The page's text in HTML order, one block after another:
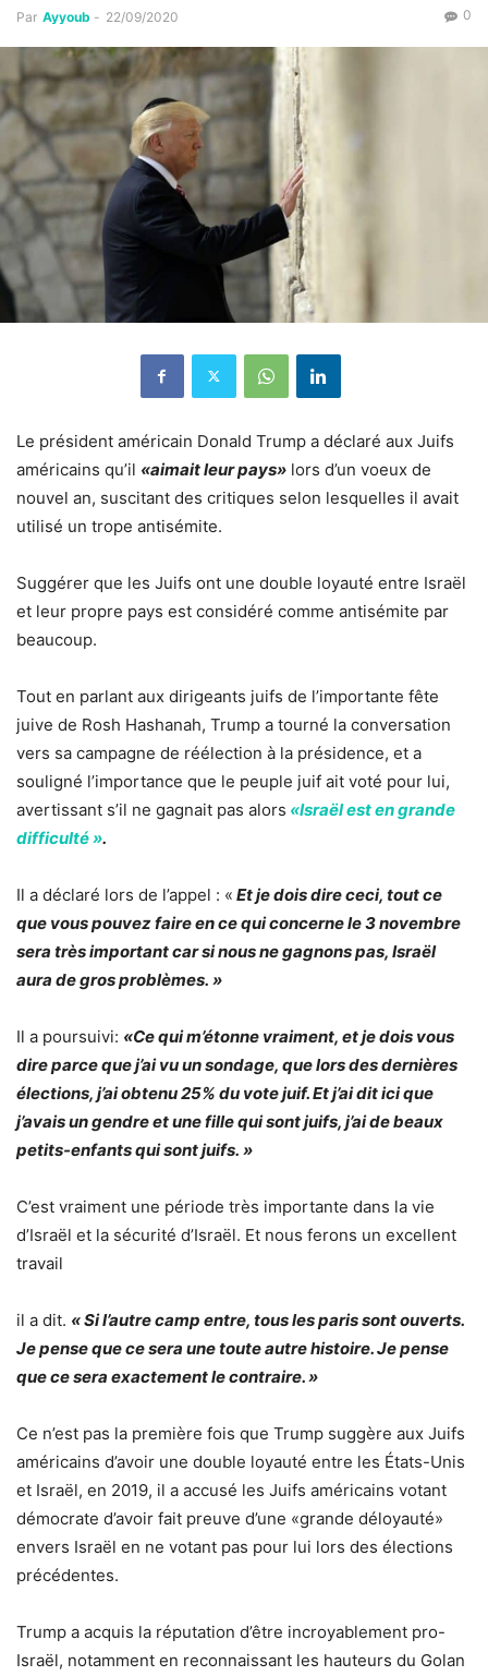
Par Ayyoub - 22/09/2020 0
Le président américain Donald Trump a déclaré aux Juifs
américains qu’il «aimait leur pays» lors d’un voeux de
nouvel an, suscitant des critiques selon lesquelles il avait
utilisé un trope antisémite.
Suggérer que les Juifs ont une double loyauté entre Israël
et leur propre pays est considéré comme antisémite par
beaucoup.
Tout en parlant aux dirigeants juifs de l’importante fête
juive de Rosh Hashanah, Trump a tourné la conversation
vers sa campagne de réélection à la présidence, et a
souligné l’importance que le peuple juif ait voté pour lui,
avertissant s’il ne gagnait pas alors «Israël est en grande
difficulté ».
Il a déclaré lors de l’appel : « Et je dois dire ceci, tout ce
que vous pouvez faire en ce qui concerne le 3 novembre
sera très important car si nous ne gagnons pas, Israël
aura de gros problèmes. »
Il a poursuivi: «Ce qui m’étonne vraiment, et je dois vous
dire parce que j’ai vu un sondage, que lors des dernières
élections, j’ai obtenu 25% du vote juif. Et j’ai dit ici que
j’avais un gendre et une fille qui sont juifs, j’ai de beaux
petits-enfants qui sont juifs. »
C’est vraiment une période très importante dans la vie
d’Israël et la sécurité d’Israël. Et nous ferons un excellent
travail
il a dit. « Si l’autre camp entre, tous les paris sont ouverts.
Je pense que ce sera une toute autre histoire. Je pense
que ce sera exactement le contraire. »
Ce n’est pas la première fois que Trump suggère aux Juifs
américains d’avoir une double loyauté entre les États-Unis
et Israël, en 2019, il a accusé les Juifs américains votant
démocrate d’avoir fait preuve d’une «grande déloyauté»
envers Israël en ne votant pas pour lui lors des élections
précédentes.
Trump a acquis la réputation d’être incroyablement pro-
Israël, notamment en reconnaissant les hauteurs du Golan